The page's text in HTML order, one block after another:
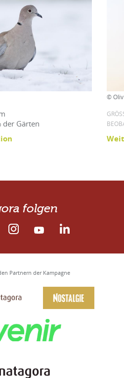
der Gärten
©
folgen
Partnern der Kampagne